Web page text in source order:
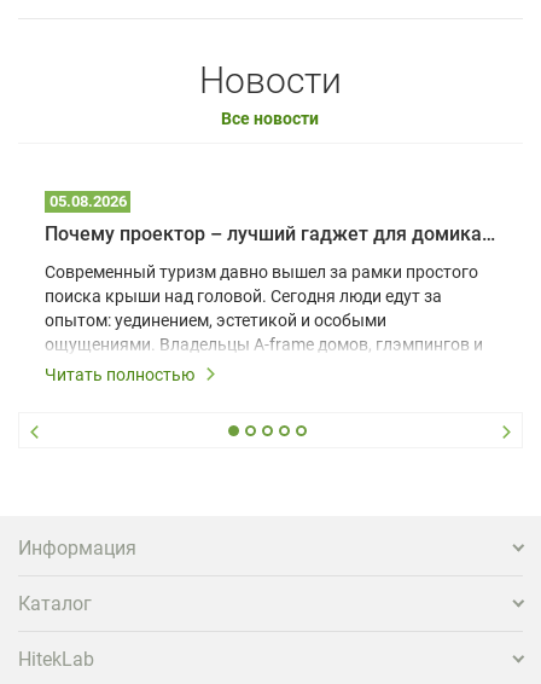
Новости
Все новости
05.08.2026
Почему проектор – лучший гаджет для домика в глэмпинге
Современный туризм давно вышел за рамки простого
поиска крыши над головой. Сегодня люди едут за
опытом: уединением, эстетикой и особыми
ощущениями. Владельцы A-frame домов, глэмпингов и
шале понимают, что конкуренция растет, и
вернуться и поделиться впечатлениями в соцсетях,
проектора.
Читать полностью
Информация
Каталог
HitekLab